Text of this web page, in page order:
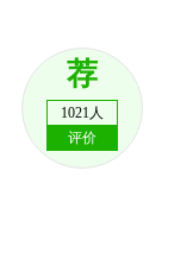
荐
1021人
评价